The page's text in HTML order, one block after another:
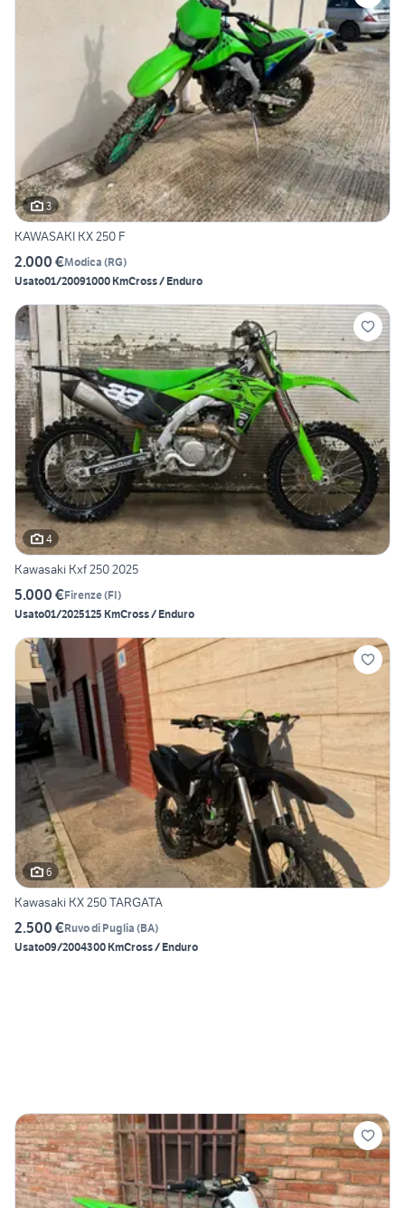
3
KAWASAKI KX 250 F
2.000 €Modica (RG)
Usato01/20091000 KmCross / Enduro
4
Kawasaki Kxf 250 2025
5.000 €Firenze(FI)
Usato01/2025125 KmCross / Enduro
6
Kawasaki KX 250 TARGATA
2.500 €Ruvo di Puglia (BA)
Usato09/2004300 KmCross / Enduro